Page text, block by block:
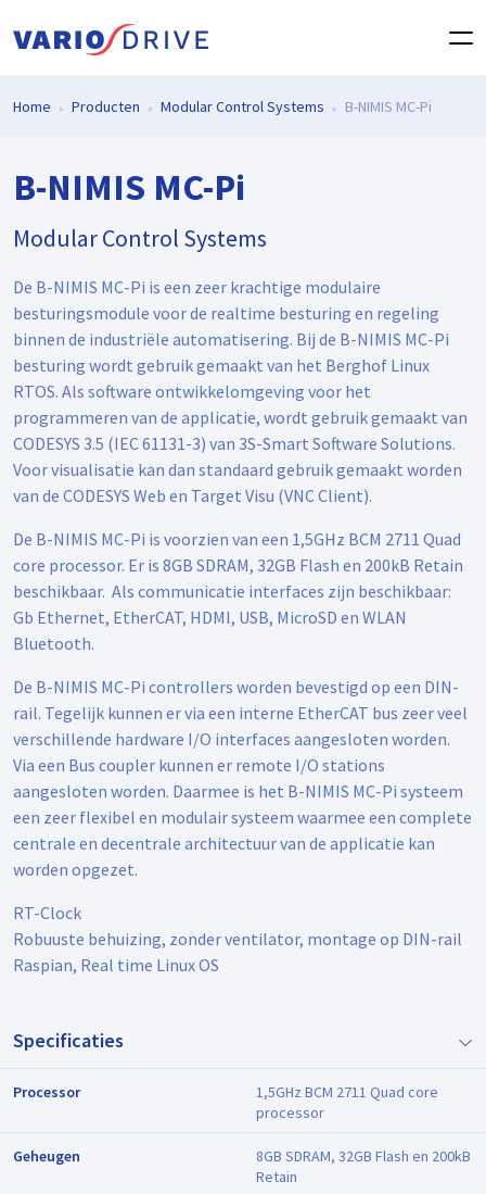
Home Producten Modular Control Systems B-NIMIS MC-Pi
B-NIMIS MC-Pi
Modular Control Systems
De B-NIMIS MC-Pi is een zeer krachtige modulaire
besturingsmodule voor de realtime besturing en regeling
binnen de industriële automatisering. Bij de B-NIMIS MC-Pi
besturing wordt gebruik gemaakt van het Berghof Linux
RTOS. Als software ontwikkelomgeving voor het
programmeren van de applicatie, wordt gebruik gemaakt van
CODESYS 3.5 (IEC 61131-3) van 3S-Smart Software Solutions.
Voor visualisatie kan dan standaard gebruik gemaakt worden
van de CODESYS Web en Target Visu (VNC Client).
De B-NIMIS MC-Pi is voorzien van een 1,5GHz BCM 2711 Quad
core processor. Er is 8GB SDRAM, 32GB Flash en 200kB Retain
beschikbaar. Als communicatie interfaces zijn beschikbaar:
Gb Ethernet, EtherCAT, HDMI, USB, MicroSD en WLAN
Bluetooth.
De B-NIMIS MC-Pi controllers worden bevestigd op een DIN-
rail. Tegelijk kunnen er via een interne EtherCAT bus zeer veel
verschillende hardware I/O interfaces aangesloten worden.
Via een Bus coupler kunnen er remote I/O stations
aangesloten worden. Daarmee is het B-NIMIS MC-Pi systeem
een zeer flexibel en modulair systeem waarmee een complete
centrale en decentrale architectuur van de applicatie kan
worden opgezet.
RT-Clock
Robuuste behuizing, zonder ventilator, montage op DIN-rail
Raspian, Real time Linux OS
Specificaties
Processor
1,5GHz BCM 2711 Quad core
processor
Geheugen
8GB SDRAM, 32GB Flash en 200kB
Retain